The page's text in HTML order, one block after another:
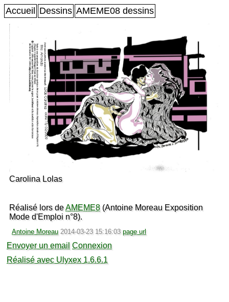
Accueil Dessins AMEME08 dessins
Carolina Lolas
Réalisé lors deAMEME8(Antoine Moreau Exposition
Mode d'Emploi n°8).
Antoine Moreau 2014-03-23 15:16:03 page url
Envoyer un email Connexion
Réalisé avec Ulyxex 1.6.6.1